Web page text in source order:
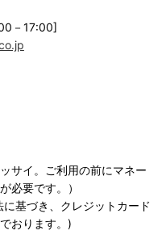
－17:00]
サイ。ご利用の前にマネー
必要です。）
基づき、クレジットカード
おります。)